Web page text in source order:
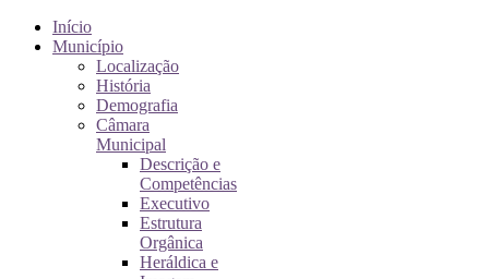
Início
Município
Localização
História
Demografia
Câmara
Municipal
Descrição e
Competências
Executivo
Estrutura
Orgânica
Heráldica e